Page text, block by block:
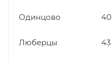
Одинцово 40
Люберцы 43